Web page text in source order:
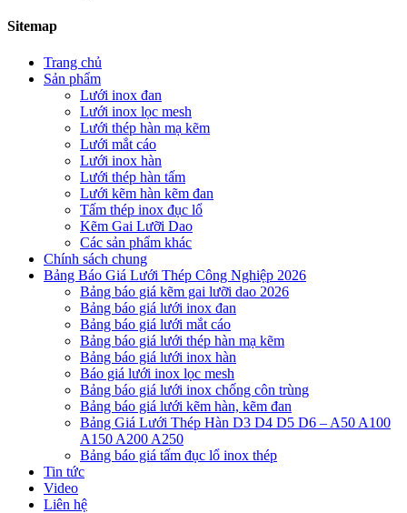
Sitemap
Trang chủ
Sản phẩm
Lưới inox đan
Lưới inox lọc mesh
Lưới thép hàn mạ kẽm
Lưới mắt cáo
Lưới inox hàn
Lưới thép hàn tấm
Lưới kẽm hàn kẽm đan
Tấm thép inox đục lổ
Kẽm Gai Lưỡi Dao
Các sản phẩm khác
Chính sách chung
Bảng Báo Giá Lưới Thép Công Nghiệp 2026
Bảng báo giá kẽm gai lưỡi dao 2026
Bảng báo giá lưới inox đan
Bảng báo giá lưới mắt cáo
Bảng báo giá lưới thép hàn mạ kẽm
Bảng báo giá lưới inox hàn
Báo giá lưới inox lọc mesh
Bảng báo giá lưới inox chống côn trùng
Bảng báo giá lưới kẽm hàn, kẽm đan
Bảng Giá Lưới Thép Hàn D3 D4 D5 D6 – A50 A100
A150 A200 A250
Bảng báo giá tấm đục lổ inox thép
Tin tức
Video
Liên hệ